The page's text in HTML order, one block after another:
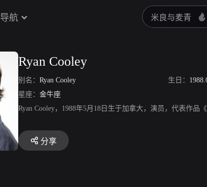
导航
Ryan Cooley
别名： Ryan Cooley 生日：
星座： 金牛座
Ryan Cooley，1988年5月18日生于加拿大，演员，代表作
分享